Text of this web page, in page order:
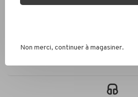
Éco responsable
Non merci, continuer à magasiner.